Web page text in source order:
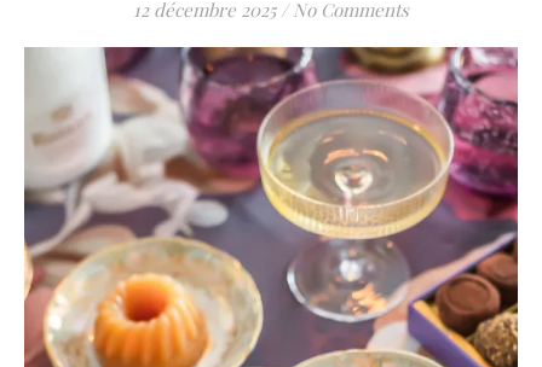
12 décembre 2025 / No Comments